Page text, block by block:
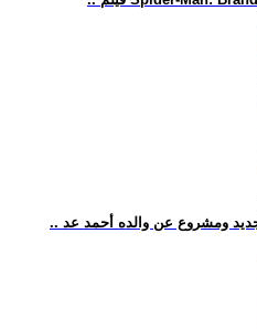
ومشروع عن والده أحمد عد